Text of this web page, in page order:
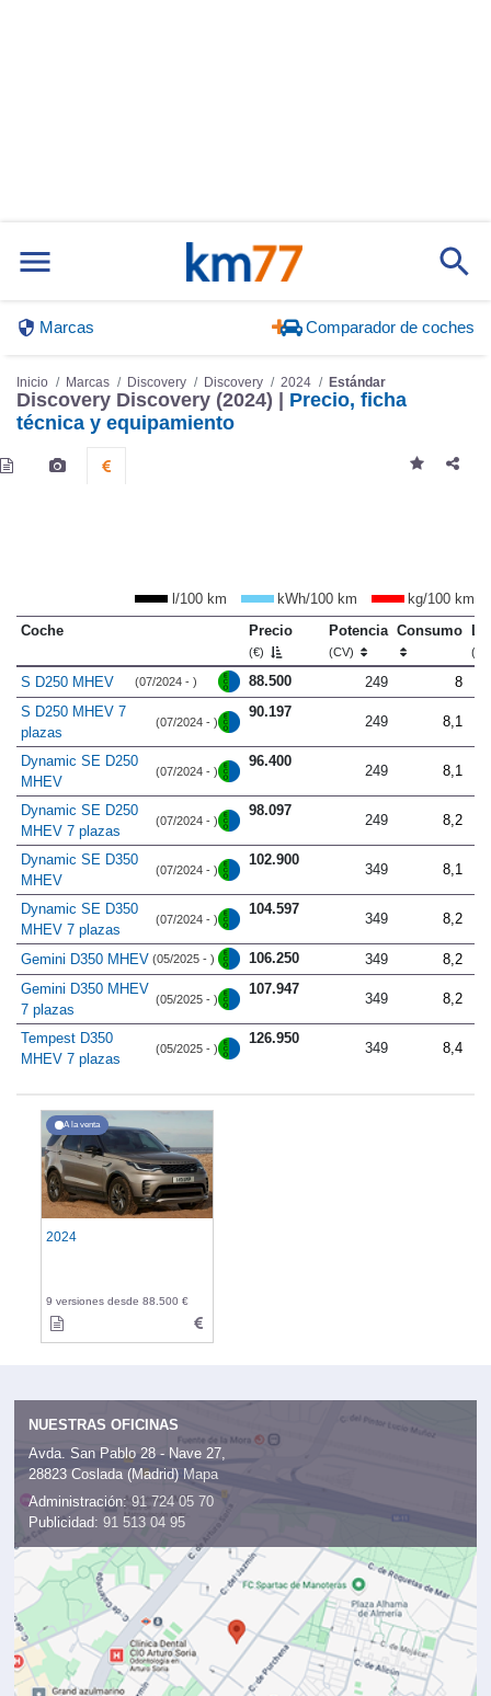
Marcas Comparador de coches
Inicio Marcas Discovery Discovery 2024 Estándar
Discovery Discovery (2024) | Precio, ficha
técnica y equipamiento
l/100 km kWh/100 km
kg/100 km
Coche
Precio
(€)
Potencia
(CV)
Consumo
S D250 MHEV (07/2024 - ) 88.500 249
8
S D250 MHEV 7
plazas
(07/2024 - )
90.197
249 8,1
Dynamic SE D250
MHEV
(07/2024 - )
96.400
249 8,1
Dynamic SE D250
MHEV 7 plazas
(07/2024 - )
98.097
249 8,2
Dynamic SE D350
MHEV
(07/2024 - )
102.900
349 8,1
Dynamic SE D350
MHEV 7 plazas
(07/2024 - )
104.597
349 8,2
Gemini D350 MHEV (05/2025 - ) 106.250 349
8,2
Gemini D350 MHEV
7 plazas
(05/2025 - )
107.947
349 8,2
Tempest D350
MHEV 7 plazas
(05/2025 - )
126.950
349 8,4
A la venta
2024
9 versiones desde 88.500 €
NUESTRAS OFICINAS
Avda. San Pablo 28 - Nave 27,
28823 Coslada (Madrid) Mapa
Administración: 91 724 05 70
Publicidad: 91 513 04 95